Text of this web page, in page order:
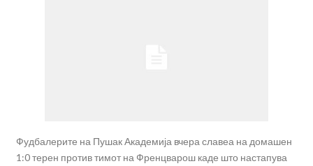
Фудбалерите на Пушак Академија вчера славеа на домашен
1:0 терен против тимот на Френцварош каде што настапува